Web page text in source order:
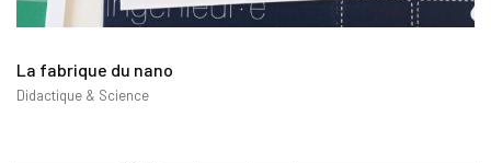
La fabrique du nano
Didactique & Science